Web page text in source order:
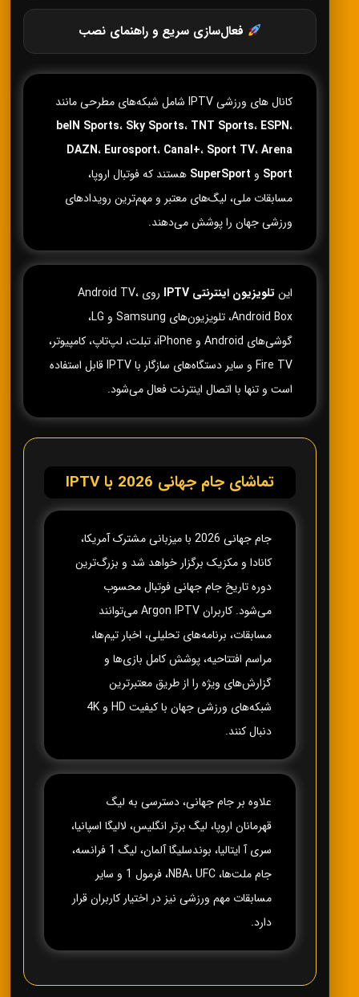
فعال‌سازی سریع و راهنمای نصب
کانال های ورزشی IPTV شامل شبکه‌های مطرحی مانند
beIN Sports، Sky Sports، TNT Sports، ESPN،
DAZN، Eurosport، Canal+، Sport TV،Arena
Sport و SuperSport هستند که فوتبال اروپا،
مسابقات ملی، لیگ‌های معتبر و مهم‌ترین رویدادهای
ورزشی جهان را پوشش می‌دهند.
این تلویزیون اینترنتی IPTV
روی Android TV،
Android Box، تلویزیون‌های Samsung و LG،
گوشی‌های Android و iPhone، تبلت، لپ‌تاپ، کامپیوتر،
Fire TV و سایر دستگاه‌های سازگار با IPTV قابل استفاده
است و تنها با اتصال اینترنت فعال می‌شود.
تماشای جام جهانی 2026 با IPTV
جام جهانی 2026 با میزبانی مشترک آمریکا،
کانادا و مکزیک برگزار خواهد شد و بزرگ‌ترین
دوره تاریخ جام جهانی فوتبال محسوب
می‌شود. کاربران Argon IPTV می‌توانند
مسابقات، برنامه‌های تحلیلی، اخبار تیم‌ها،
مراسم افتتاحیه، پوشش کامل بازی‌ها و
گزارش‌های ویژه را از طریق معتبرترین
شبکه‌های ورزشی جهان با کیفیت HD و 4K
دنبال کنند.
علاوه بر جام جهانی، دسترسی به لیگ
قهرمانان اروپا، لیگ برتر انگلیس، لالیگا اسپانیا،
سری آ ایتالیا، بوندسلیگا آلمان، لیگ 1 فرانسه،
جام ملت‌ها، NBA، UFC، فرمول 1 و سایر
مسابقات مهم ورزشی نیز در اختیار کاربران قرار
دارد.